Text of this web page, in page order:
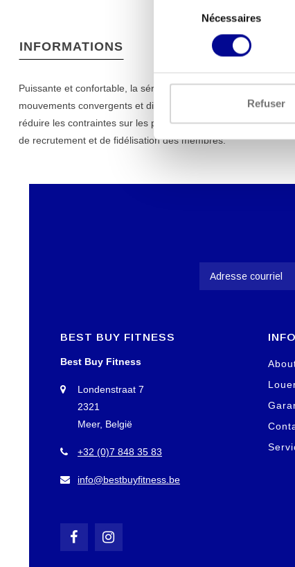
consentement
Nécessaires
Refuser
INFORMATIONS
Puissante et confortable, la série Ultra vous offre les
mouvements convergents et divergents afin d'encourager
réduire les contraintes sur les points de contact et une
de recrutement et de fidélisation des membres.
BEST BUY FITNESS
Best Buy Fitness
Londenstraat 7
2321
Meer, België
+32 (0)7 848 35 83
info@bestbuyfitness.be